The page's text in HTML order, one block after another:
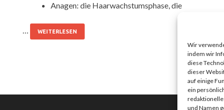
Wir
indem wir
diese
dieser
auf einige
ein
und Namen
Anagen: die Haarwachstumsphase, die
… WEITERLESEN